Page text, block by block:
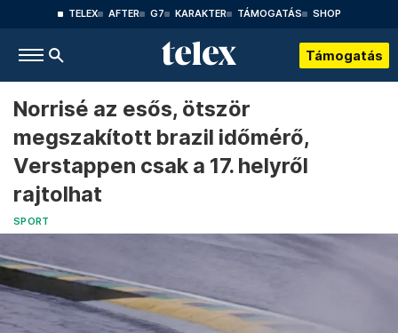
TELEX AFTER G7 KARAKTER TÁMOGATÁS SHOP
Támogatás
Norrisé az esős, ötször
megszakított brazil időmérő,
Verstappen csak a 17. helyről
rajtolhat
SPORT